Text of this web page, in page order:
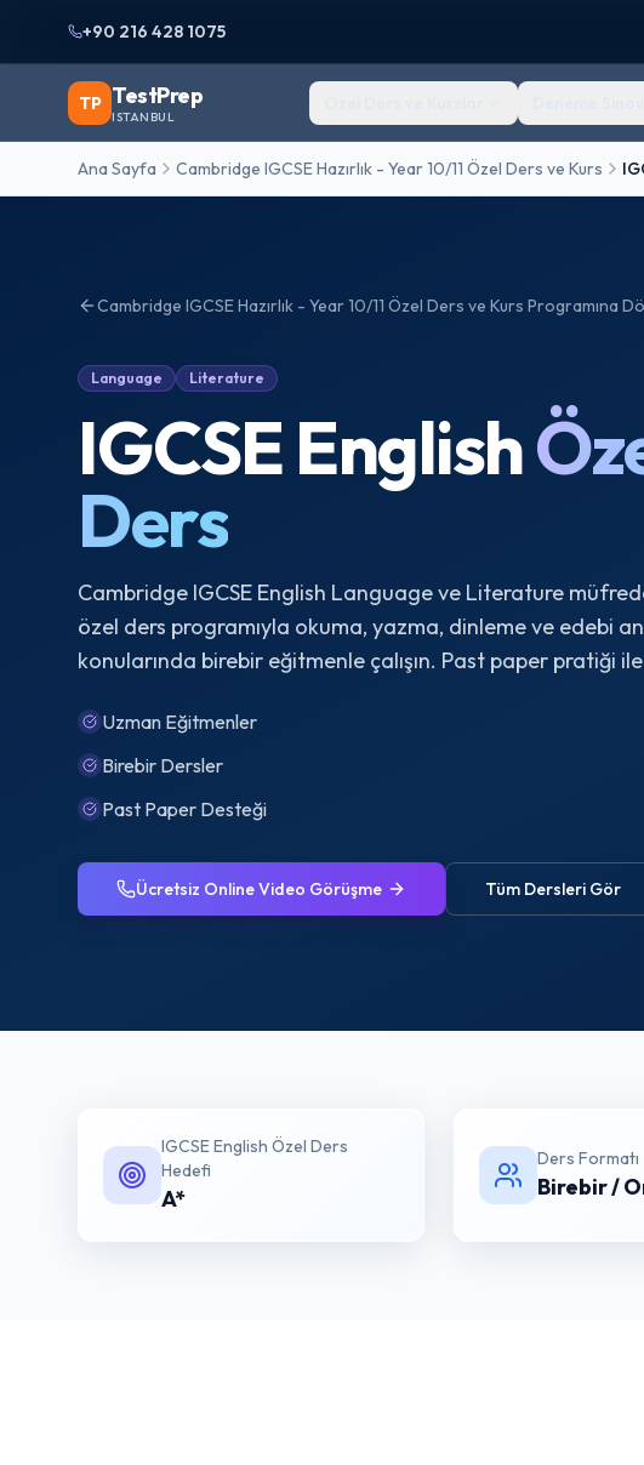
+90 216 428 1075
TP TestPrep
ISTANBUL
Ana Sayfa Cambridge IGCSE Hazırlık - Year 10/11 Özel Ders ve Kurs
Cambridge IGCSE Hazırlık - Year 10/11 Özel Ders ve Kurs Programına
Language Literature
IGCSE English
Ders
Cambridge IGCSE English Language ve Literature
özel ders programıyla okuma, yazma, dinleme ve edebi
konularında birebir eğitmenle çalışın. Past paper pratiği
Uzman Eğitmenler
Birebir Dersler
Past Paper Desteği
Ücretsiz Online Video Görüşme Tüm Dersleri Gör
IGCSE English Özel Ders
Hedefi
A*
Ders Formatı
Birebir /